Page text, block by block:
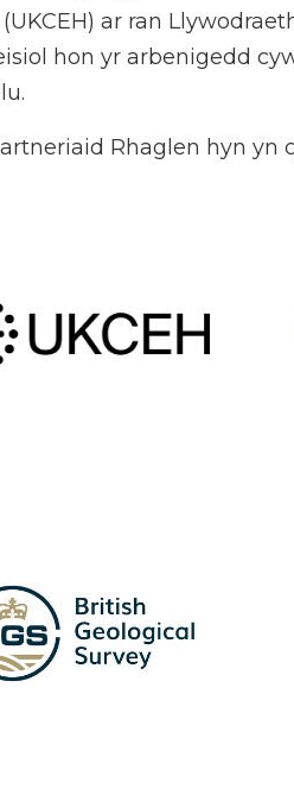
ar ran
hon yr arbenigedd
Rhaglen hyn yn